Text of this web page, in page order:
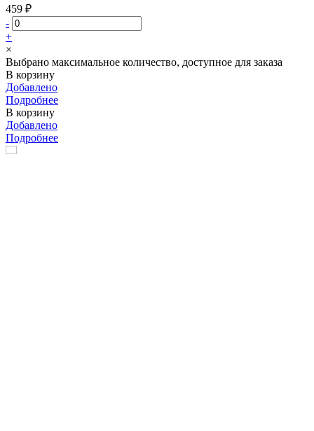
459 ₽
-
+
×
Выбрано максимальное количество, доступное для заказа
В корзину
Добавлено
Подробнее
В корзину
Добавлено
Подробнее